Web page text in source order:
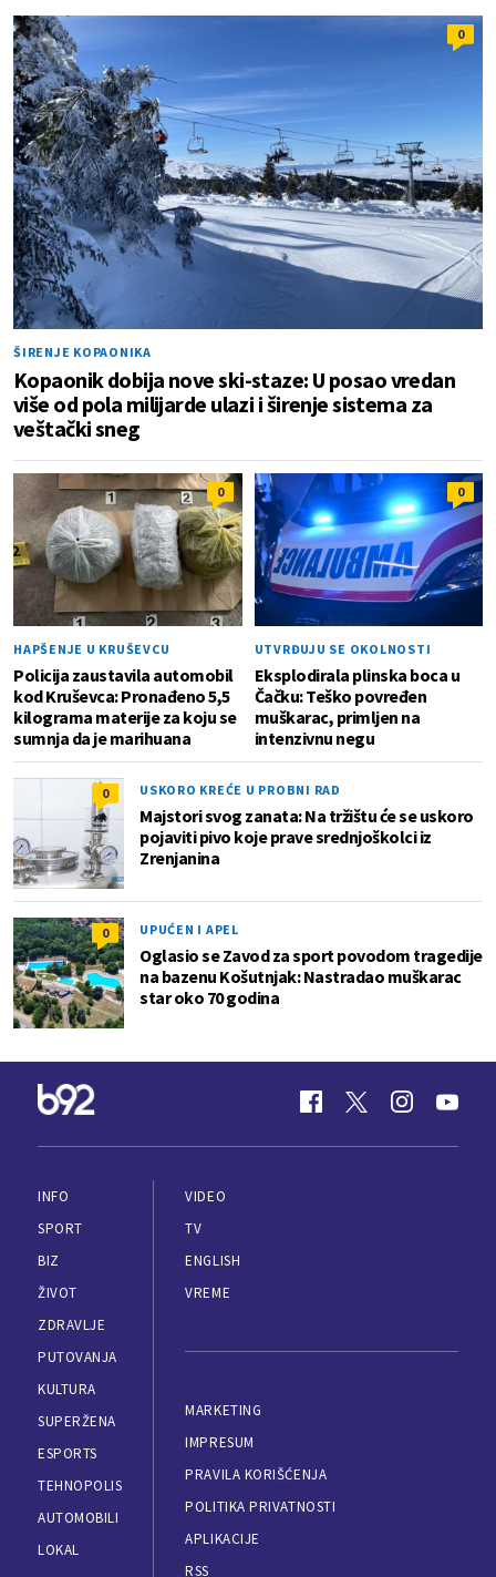
0
ŠIRENJE KOPAONIKA
Kopaonik dobija nove ski-staze: U posao vredan
više od pola milijarde ulazi i širenje sistema za
veštački sneg
0
HAPŠENJE U KRUŠEVCU
Policija zaustavila automobil
kod Kruševca: Pronađeno 5,5
kilograma materije za koju se
sumnja da je marihuana
0
UTVRĐUJU SE OKOLNOSTI
Eksplodirala plinska boca u
Čačku: Teško povređen
muškarac, primljen na
intenzivnu negu
0 USKORO KREĆE U PROBNI RAD
Majstori svog zanata: Na tržištu će se uskoro
pojaviti pivo koje prave srednjoškolci iz
Zrenjanina
0 UPUĆEN I APEL
Oglasio se Zavod za sport povodom tragedije
na bazenu Košutnjak: Nastradao muškarac
star oko 70 godina
INFO
SPORT
BIZ
ŽIVOT
ZDRAVLJE
PUTOVANJA
KULTURA
SUPERŽENA
ESPORTS
TEHNOPOLIS
AUTOMOBILI
LOKAL
VIDEO
TV
ENGLISH
VREME
MARKETING
IMPRESUM
PRAVILA KORIŠĆENJA
POLITIKA PRIVATNOSTI
APLIKACIJE
RSS